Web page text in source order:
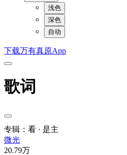
浅色
深色
自动
下载万有真原App
歌词
专辑：看 · 是主
微光
20.79万